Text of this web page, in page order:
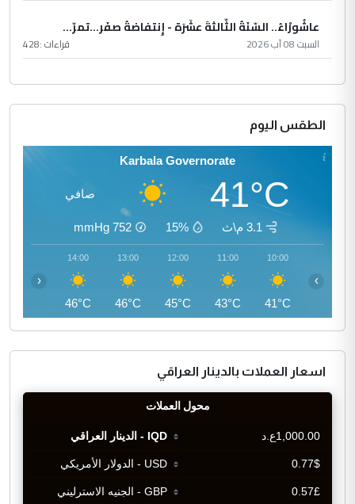
عاشُورْاءُ.. السّنَةُ الثّالثةَ عشَرَة - إِنتفاضةُ صفَر…تمرّ...
السبت 08 آب 2026 قراءات :428
الطقس اليوم
Karbala Governorate
41°C صافي
3.1 م\ث 15%
752
mmHg
10:00
41°C
11:00
43°C
12:00
45°C
13:00
46°C
14:00
46°C
‹ ›
اسعار العملات بالدينار العراقي